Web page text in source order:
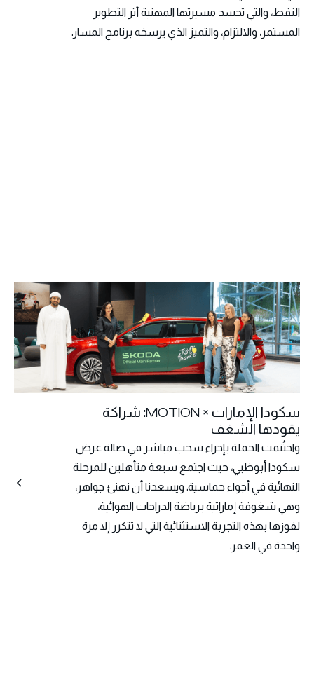
النفط، والتي تجسد مسيرتها المهنية أثر التطوير
المستمر، والالتزام، والتميز الذي يرسخه برنامج المسار.
سكودا الإمارات × MOTION: شراكة
يقودها الشغف
واختُتمت الحملة بإجراء سحب مباشر في صالة عرض
سكودا أبوظبي، حيث اجتمع سبعة متأهلين للمرحلة
النهائية في أجواء حماسية. ويسعدنا أن نهنئ جواهر،
وهي شغوفة إماراتية برياضة الدراجات الهوائية،
لفوزها بهذه التجربة الاستثنائية التي لا تتكرر إلا مرة
واحدة في العمر.